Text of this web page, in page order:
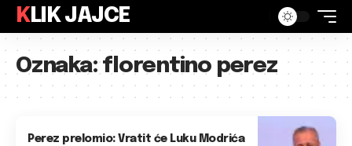
KLIK JAJCE
Oznaka:florentino perez
Perez prelomio: Vratit će Luku Modrića